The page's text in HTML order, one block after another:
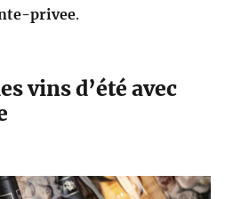
privee.
vins d’été avec